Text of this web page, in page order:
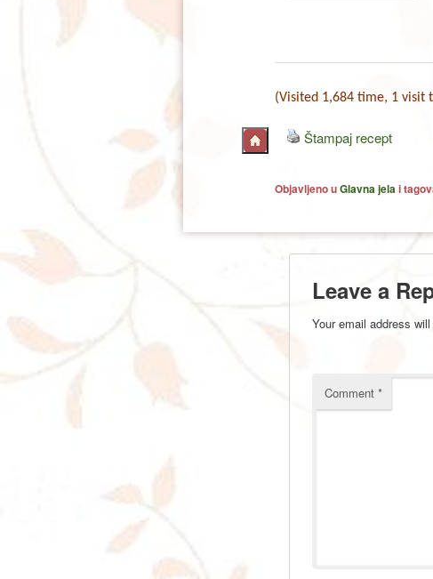
(Visited 1,684 time, 1 visit
Štampaj recept
Objavljeno uGlavna jelai
Leave a
Your email address
Comment *